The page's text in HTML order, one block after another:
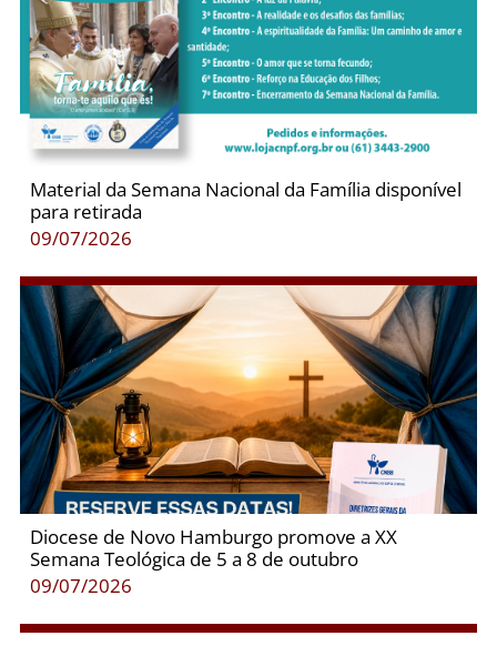
Material da Semana Nacional da Família disponível
para retirada
09/07/2026
Diocese de Novo Hamburgo promove a XX
Semana Teológica de 5 a 8 de outubro
09/07/2026